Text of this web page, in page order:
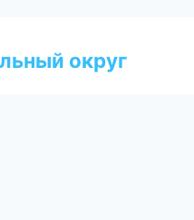
округ